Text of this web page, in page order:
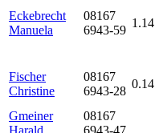
Eckebrecht
Manuela
08167
6943-59
1.14
Fischer
Christine
08167
6943-28
0.14
Gmeiner
08167